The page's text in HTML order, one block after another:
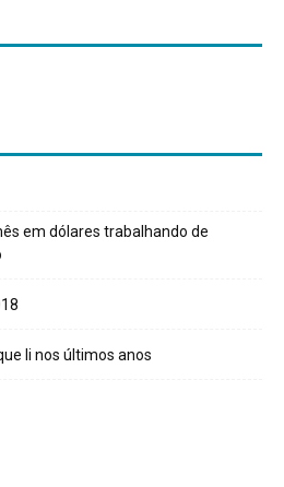
em dólares trabalhando de
li nos últimos anos